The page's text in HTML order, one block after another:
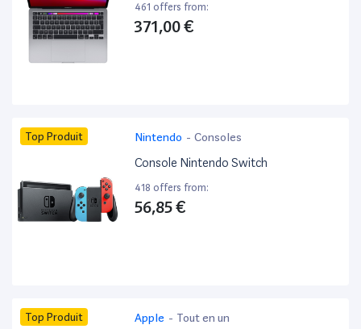
461 offers from:
371,00 €
Top Produit Nintendo - Consoles
Console Nintendo Switch
418 offers from:
56,85 €
Top Produit Apple - Tout en un